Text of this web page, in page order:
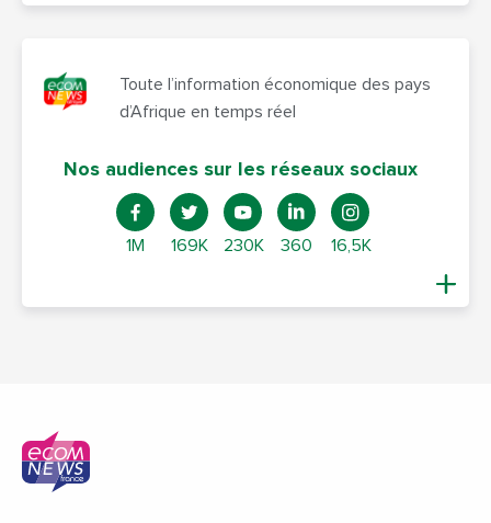
Toute l’information économique des pays
d’Afrique en temps réel
Nos audiences sur les réseaux sociaux
1M 169K 230K 360 16,5K